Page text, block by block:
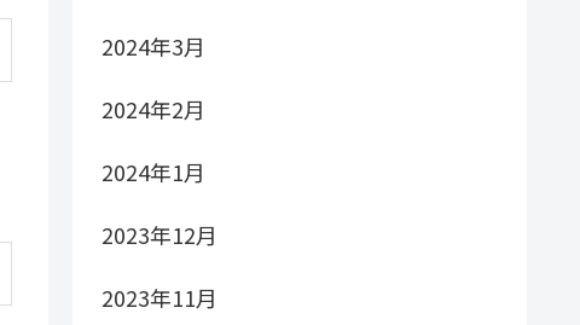
2024年3月
2024年2月
2024年1月
2023年12月
2023年11月